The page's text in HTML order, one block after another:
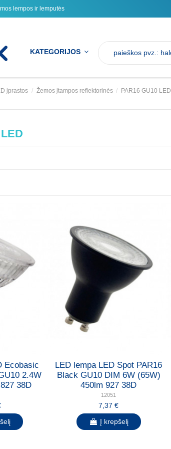
lempos ir lemputės
KATEGORIJOS
įprastos Žemos įtampos reflektorinės PAR16 GU10 LED
Ecobasic
2.4W
38D
LED lempa LED Spot PAR16
Black GU10 DIM 6W (65W)
450lm 927 38D
12051
7,37 €
Į krepšelį